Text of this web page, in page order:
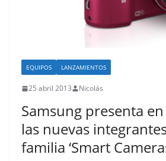
EQUIPOS LANZAMIENTOS
25 abril 2013 Nicolás
Samsung presenta
las nuevas
familia ‘Smart